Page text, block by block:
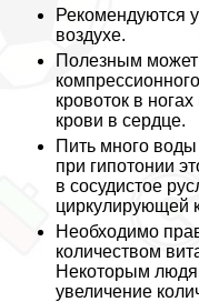
Рекомендуются
воздухе.
Полезным может
кровоток в
крови в сердце.
Пить много
при гипотонии
в сосудистое
циркулирующей
Необходимо
количеством
Некоторым
увеличение